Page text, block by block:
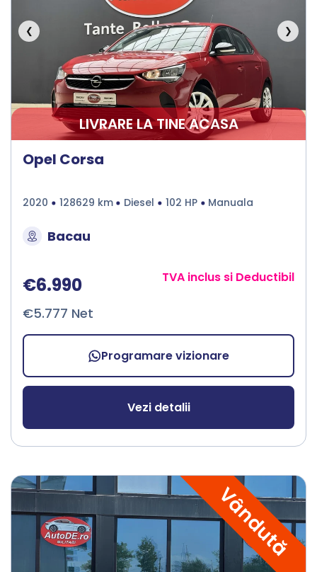
❮ ❯
LIVRARE LA TINE ACASA
Opel Corsa
2020 128629 km Diesel 102 HP Manuala
Bacau
€6.990
€5.777 Net
TVA inclus si Deductibil
Programare vizionare
Vezi detalii
Vândută